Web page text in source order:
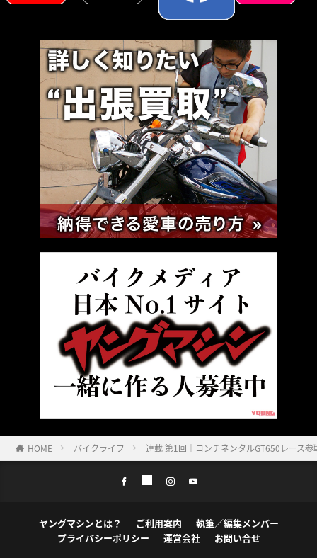
HOME バイクライフ 連載 第1回｜コンチネンタルGT650レース
ヤングマシンとは？ ご利用案内
執筆／編集メンバー
プライバシーポリシー
運営会社 お問い合せ